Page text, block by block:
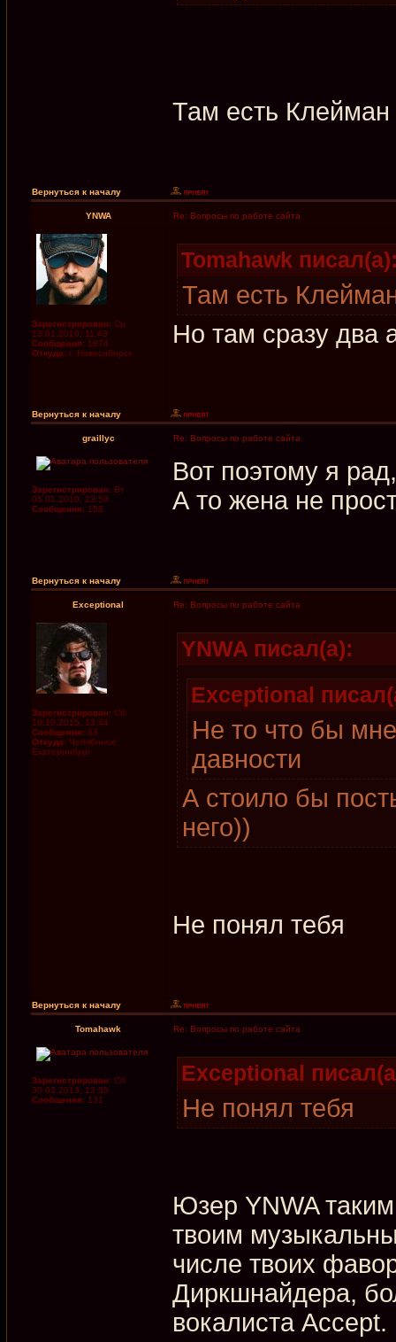
Там есть
Вернуться к началу
YNWA Re: Вопросы по работе сайта
Зарегистрирован: Ср
13.01.2010, 11:43
Сообщения: 1874
Откуда: г. Новосибирск
Tomahawk
Там есть
Но там сразу два
Вернуться к началу
graillyc Re: Вопросы по работе сайта
Зарегистрирован: Вт
05.01.2010, 23:59
Сообщения: 158
Вот поэтому я
А то жена не
Вернуться к началу
Exceptional Re: Вопросы по работе сайта
Зарегистрирован: Сб
10.10.2015, 13:44
Сообщения: 63
Откуда: Челябинск/
Екатеринбург
YNWA писал(а):
Exceptional
Не то что бы
давности
А стоило бы
него))
Не понял тебя
Вернуться к началу
Tomahawk Re: Вопросы по работе сайта
Зарегистрирован: Сб
30.03.2013, 13:35
Сообщения: 131
Exceptional
Не понял тебя
Юзер YNWA
твоим
числе твоих
Диркшнайдера,
вокалиста Accept.